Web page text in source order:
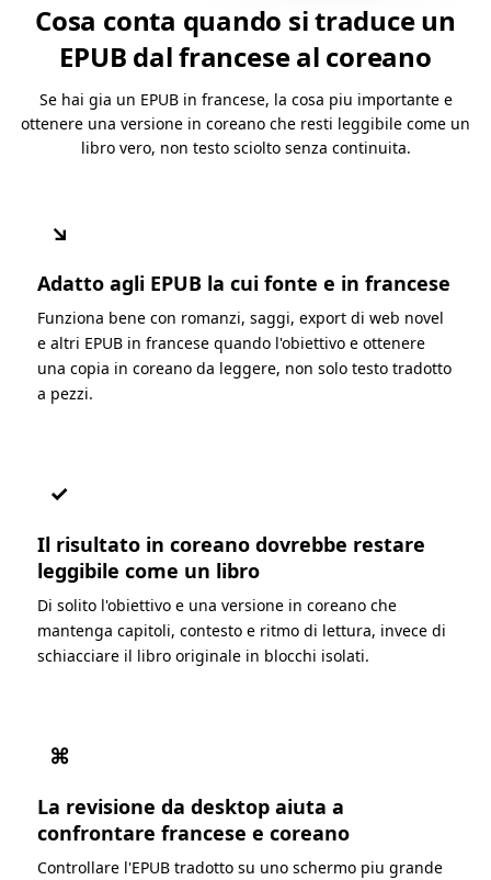
Cosa conta quando si traduce un
EPUB dal francese al coreano
Se hai gia un EPUB in francese, la cosa piu importante e
ottenere una versione in coreano che resti leggibile come un
libro vero, non testo sciolto senza continuita.
↘
Adatto agli EPUB la cui fonte e in francese
Funziona bene con romanzi, saggi, export di web novel
e altri EPUB in francese quando l'obiettivo e ottenere
una copia in coreano da leggere, non solo testo tradotto
a pezzi.
✓
Il risultato in coreano dovrebbe restare
leggibile come un libro
Di solito l'obiettivo e una versione in coreano che
mantenga capitoli, contesto e ritmo di lettura, invece di
schiacciare il libro originale in blocchi isolati.
⌘
La revisione da desktop aiuta a
confrontare francese e coreano
Controllare l'EPUB tradotto su uno schermo piu grande